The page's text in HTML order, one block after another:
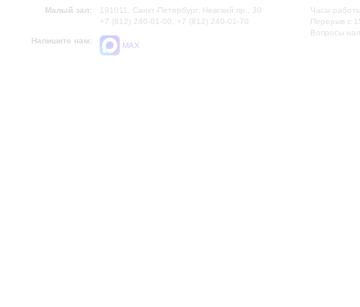
Малый зал:
191011, Санкт-Петербург, Невский пр., 30
+7 (812) 240-01-00, +7 (812) 240-01-70
Напишите нам:
MAX
Часы
Перерыв с
Вопросы